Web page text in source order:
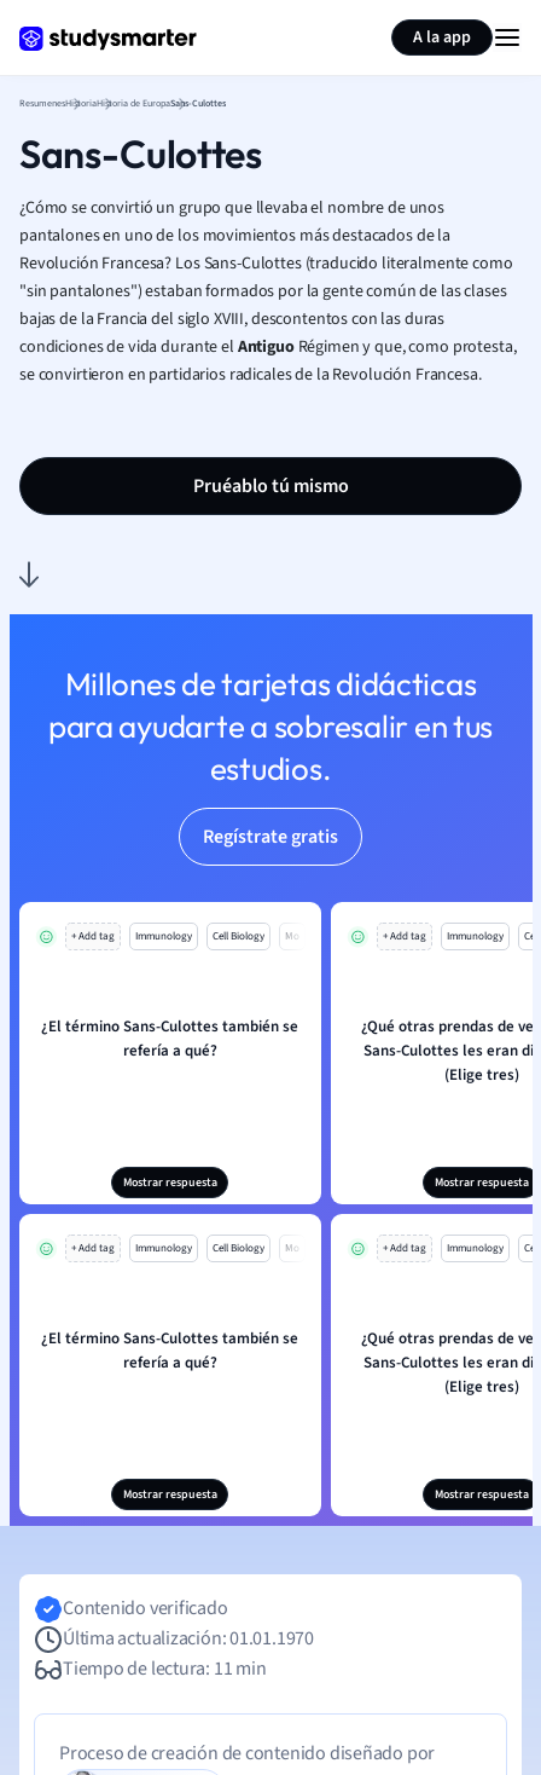
A la app
ResumenesHistoriaHistoria de EuropaSans-Culottes
Sans-Culottes
¿Cómo se convirtió un grupo que llevaba el nombre de unos
pantalones en uno de los movimientos más destacados de la
Revolución Francesa? Los Sans-Culottes (traducido literalmente como
"sin pantalones") estaban formados por la gente común de las clases
bajas de la Francia del siglo XVIII, descontentos con las duras
condiciones de vida durante el AntiguoRégimen y que, como protesta,
se convirtieron en partidarios radicales de la Revolución Francesa.
Pruéablo tú mismo
Millones de tarjetas didácticas
para ayudarte a sobresalir en tus
estudios.
Regístrate gratis
+ Add tag Immunology Cell Biology Mo
¿El término Sans-Culottes también se
refería a qué?
Mostrar respuesta
+ Add tag Immunology
¿Qué otras prendas de
Sans-Culottes les eran
(Elige tres)
Mostrar respuesta
+ Add tag Immunology Cell Biology Mo
¿El término Sans-Culottes también se
refería a qué?
Mostrar respuesta
+ Add tag Immunology
¿Qué otras prendas de
Sans-Culottes les eran
(Elige tres)
Mostrar respuesta
Resumir página
Contenido verificado
Última actualización: 01.01.1970
Tiempo de lectura: 11 min
Proceso de creación de contenido diseñado por